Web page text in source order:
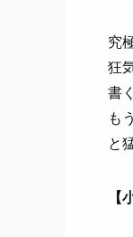
究
狂
書
も
と
【